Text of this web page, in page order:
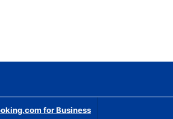
for Business